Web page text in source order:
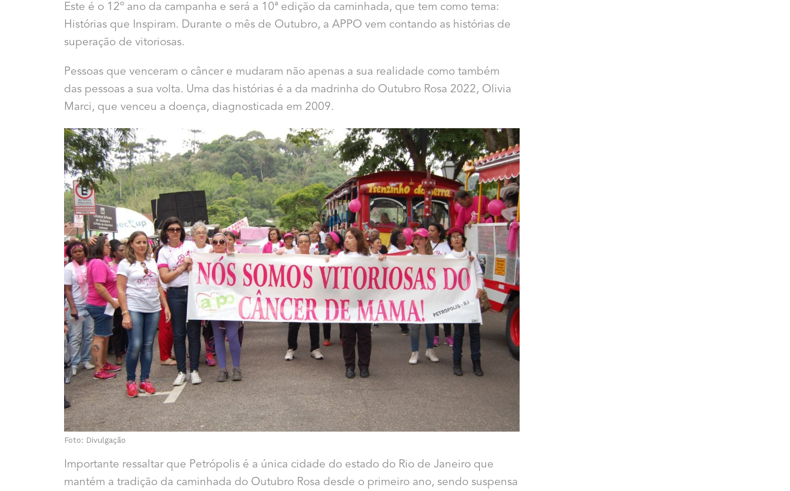
Este é o 12º ano da campanha e será a 10ª edição da caminhada, que tem como tema:
Histórias que Inspiram. Durante o mês de Outubro, a APPO vem contando as histórias de
superação de vitoriosas.
Pessoas que venceram o câncer e mudaram não apenas a sua realidade como também
das pessoas a sua volta. Uma das histórias é a da madrinha do Outubro Rosa 2022, Olivia
Marci, que venceu a doença, diagnosticada em 2009.
Foto: Divulgação
Importante ressaltar que Petrópolis é a única cidade do estado do Rio de Janeiro que
mantém a tradição da caminhada do Outubro Rosa desde o primeiro ano, sendo suspensa